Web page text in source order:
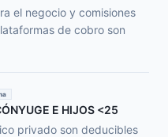
el negocio y comisiones
de cobro son
E HIJOS <25
privado son deducibles